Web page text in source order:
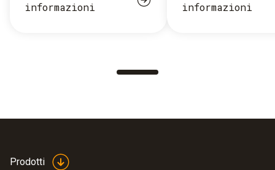
informazioni
informazioni
Prodotti